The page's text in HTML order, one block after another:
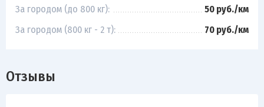
За городом (до 800 кг):
50 руб./км
За городом (800 кг - 2 т):
70 руб./км
Отзывы